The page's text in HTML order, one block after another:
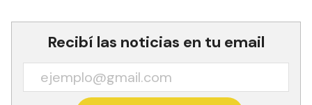
Recibí las noticias en tu email